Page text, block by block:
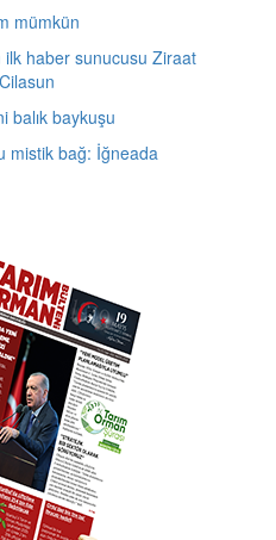
mümkün
haber sunucusu Ziraat
balık baykuşu
mistik bağ: İğneada